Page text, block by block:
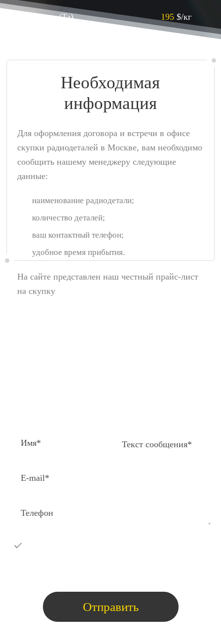
Тантал (Ta) 195 $/кг
Необходимая
информация
Для оформления договора и встречи в офисе
скупки радиодеталей в Москве, вам необходимо
сообщить нашему менеджеру следующие
данные:
наименование радиодетали;
количество деталей;
ваш контактный телефон;
удобное время прибытия.
На сайте представлен наш честный прайс-лист
на скупку